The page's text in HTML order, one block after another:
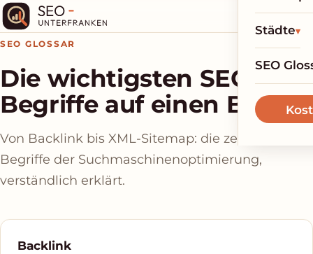
Städte
SEO
SEO GLOSSAR
Die wichtigsten SEO-
Begriffe auf einen Blick
Von Backlink bis XML-Sitemap: die zentralen
Begriffe der Suchmaschinen­optimierung,
verständlich erklärt.
Backlink